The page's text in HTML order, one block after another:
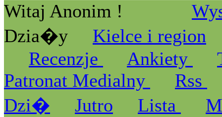
Witaj Anonim !
Dzia�y
Kielce i region
Recenzje
Ankiety
Patronat Medialny
Rss
Dzi�
Jutro Lista